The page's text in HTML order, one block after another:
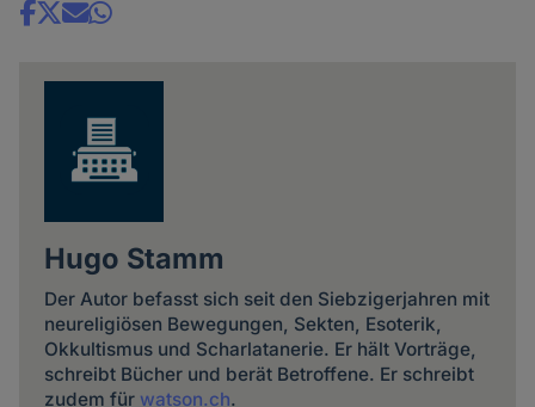
Share
Hugo Stamm
Der Autor befasst sich seit den Siebzigerjahren mit
neureligiösen Bewegungen, Sekten, Esoterik,
Okkultismus und Scharlatanerie. Er hält Vorträge,
schreibt Bücher und berät Betroffene. Er schreibt
zudem für watson.ch.